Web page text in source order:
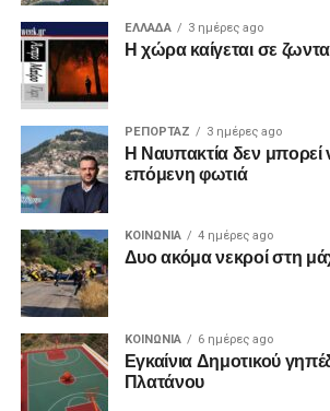
ΕΛΛΑΔΑ 3 ημέρες ago
Η χώρα καίγεται σε
ΡΕΠΟΡΤΑΖ 3 ημέρες ago
Η Ναυπακτία δεν μπορεί
επόμενη φωτιά
ΚΟΙΝΩΝΙΑ 4 ημέρες ago
Δυο ακόμα νεκροί στη
ΚΟΙΝΩΝΙΑ 6 ημέρες ago
Εγκαίνια Δημοτικού
Πλατάνου